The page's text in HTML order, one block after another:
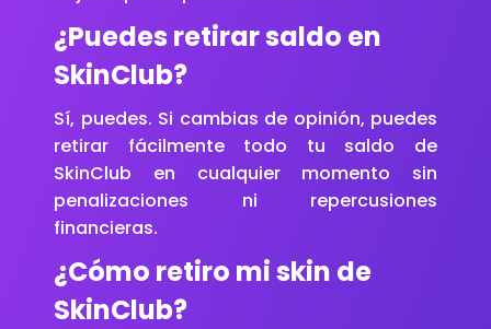
¿Puedes retirar saldo en
SkinClub?
Sí, puedes. Si cambias de opinión, puedes
retirar fácilmente todo tu saldo de
SkinClub en cualquier momento sin
penalizaciones ni repercusiones
financieras.
¿Cómo retiro mi skin de
SkinClub?